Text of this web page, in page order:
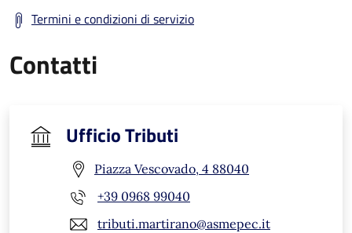
Termini e condizioni di servizio
Contatti
Ufficio Tributi
Piazza Vescovado, 4 88040
+39 0968 99040
tributi.martirano@asmepec.it